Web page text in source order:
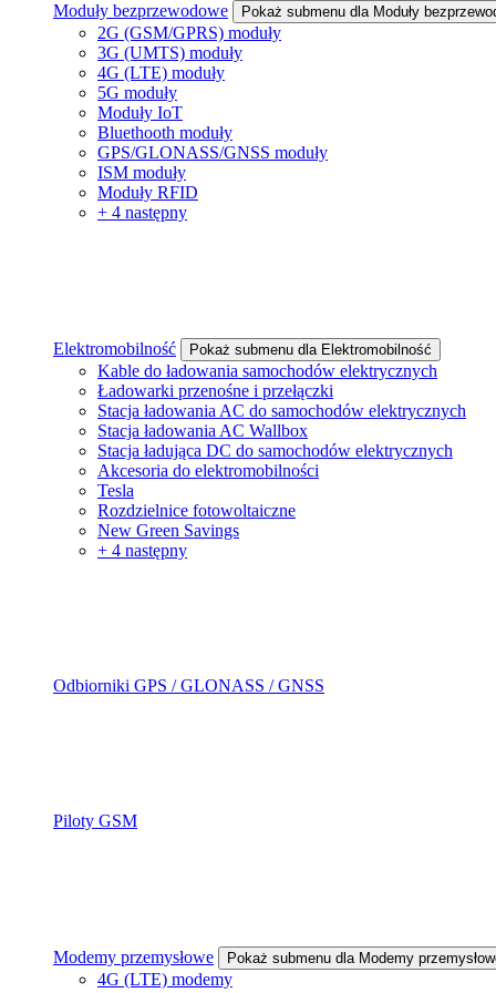
Moduły bezprzewodowe Pokaż submenu dla Moduły
2G (GSM/GPRS) moduły
3G (UMTS) moduły
4G (LTE) moduły
5G moduły
Moduły IoT
Bluethooth moduły
GPS/GLONASS/GNSS moduły
ISM moduły
Moduły RFID
+ 4 następny
Elektromobilność Pokaż submenu dla Elektromobilność
Kable do ładowania samochodów elektrycznych
Ładowarki przenośne i przełączki
Stacja ładowania AC do samochodów elektrycznych
Stacja ładowania AC Wallbox
Stacja ładująca DC do samochodów elektrycznych
Akcesoria do elektromobilności
Tesla
Rozdzielnice fotowoltaiczne
New Green Savings
+ 4 następny
Odbiorniki GPS / GLONASS / GNSS
Piloty GSM
Modemy przemysłowe Pokaż submenu dla Modemy
4G (LTE) modemy